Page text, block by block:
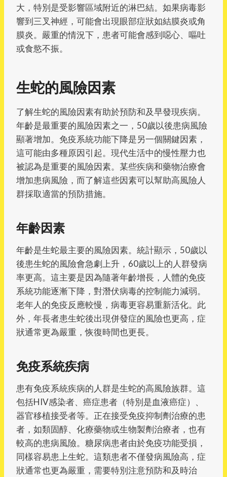
大，特別是受影響區域附近的淋巴結。如果病毒影
響到三叉神經，可能會出現眼部症狀如結膜炎或角
膜炎。嚴重的情況下，患者可能會感到噁心、嘔吐
或食慾不振。
生蛇的風險因素
了解生蛇的風險因素有助於預防和及早發現疾病。
年齡是最重要的風險因素之一，50歲以後患病風險
顯著增加。免疫系統功能下降是另一個關鍵因素，
這可能由多種原因引起。現代生活中的慢性壓力也
被認為是重要的風險因素。某些疾病和藥物治療會
增加患病風險，而了解這些因素可以幫助高風險人
群採取適當的預防措施。
年齡因素
年齡是生蛇最主要的風險因素。統計顯示，50歲以
後患生蛇的風險會急劇上升，60歲以上的人群發病
率更高。這主要是因為隨著年齡增長，人體的免疫
系統功能逐漸下降，對潛伏病毒的控制能力減弱。
老年人的免疫反應較慢，病毒更容易重新活化。此
外，年長者患生蛇後出現併發症的風險也更高，症
狀通常更為嚴重，恢復時間也更長。
免疫系統疾病
患有免疫系統疾病的人群是生蛇的高風險族群。這
包括HIV感染者、癌症患者（特別是血液癌症）、
器官移植接受者等。正在接受免疫抑制劑治療的患
者，如類固醇、化療藥物或生物製劑治療者，也有
較高的患病風險。糖尿病患者由於免疫功能受損，
同樣容易患上生蛇。這類患者不僅發病風險高，症
狀通常也更為嚴重，需要特別注意預防和及時治